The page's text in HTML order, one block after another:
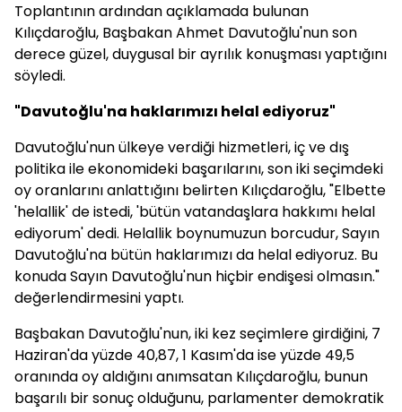
Toplantının ardından açıklamada bulunan
Kılıçdaroğlu, Başbakan Ahmet Davutoğlu'nun son
derece güzel, duygusal bir ayrılık konuşması yaptığını
söyledi.
"Davutoğlu'na haklarımızı helal ediyoruz"
Davutoğlu'nun ülkeye verdiği hizmetleri, iç ve dış
politika ile ekonomideki başarılarını, son iki seçimdeki
oy oranlarını anlattığını belirten Kılıçdaroğlu, "Elbette
'helallik' de istedi, 'bütün vatandaşlara hakkımı helal
ediyorum' dedi. Helallik boynumuzun borcudur, Sayın
Davutoğlu'na bütün haklarımızı da helal ediyoruz. Bu
konuda Sayın Davutoğlu'nun hiçbir endişesi olmasın."
değerlendirmesini yaptı.
Başbakan Davutoğlu'nun, iki kez seçimlere girdiğini, 7
Haziran'da yüzde 40,87, 1 Kasım'da ise yüzde 49,5
oranında oy aldığını anımsatan Kılıçdaroğlu, bunun
başarılı bir sonuç olduğunu, parlamenter demokratik